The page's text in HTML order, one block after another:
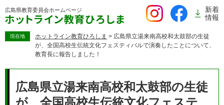
ー
で
広島県教育委員会ホームページ
新着
情報
現在地 ホットライン教育ひろしま > 広島県立湯来南高校和太鼓部の生徒
が、全国高校生伝統文化フェスティバルで演奏したことについて、
教育長に報告しました！
広島県立湯来南高校和太鼓部の生徒